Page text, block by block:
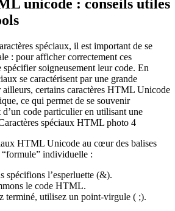
unicode : conseils utiles
spéciaux, il est important de se
: pour afficher correctement ces
soigneusement leur code. En
se caractérisent par une grande
ailleurs, certains caractères HTML Unicode
ce qui permet de se souvenir
code particulier en utilisant une
HTML Unicode au cœur des balises
“formule” individuelle :
spécifions l’esperluette (&).
le code HTML.
terminé, utilisez un point-virgule ( ;).